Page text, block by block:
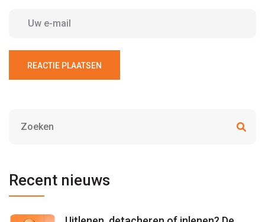
REACTIE PLAATSEN
Recent nieuws